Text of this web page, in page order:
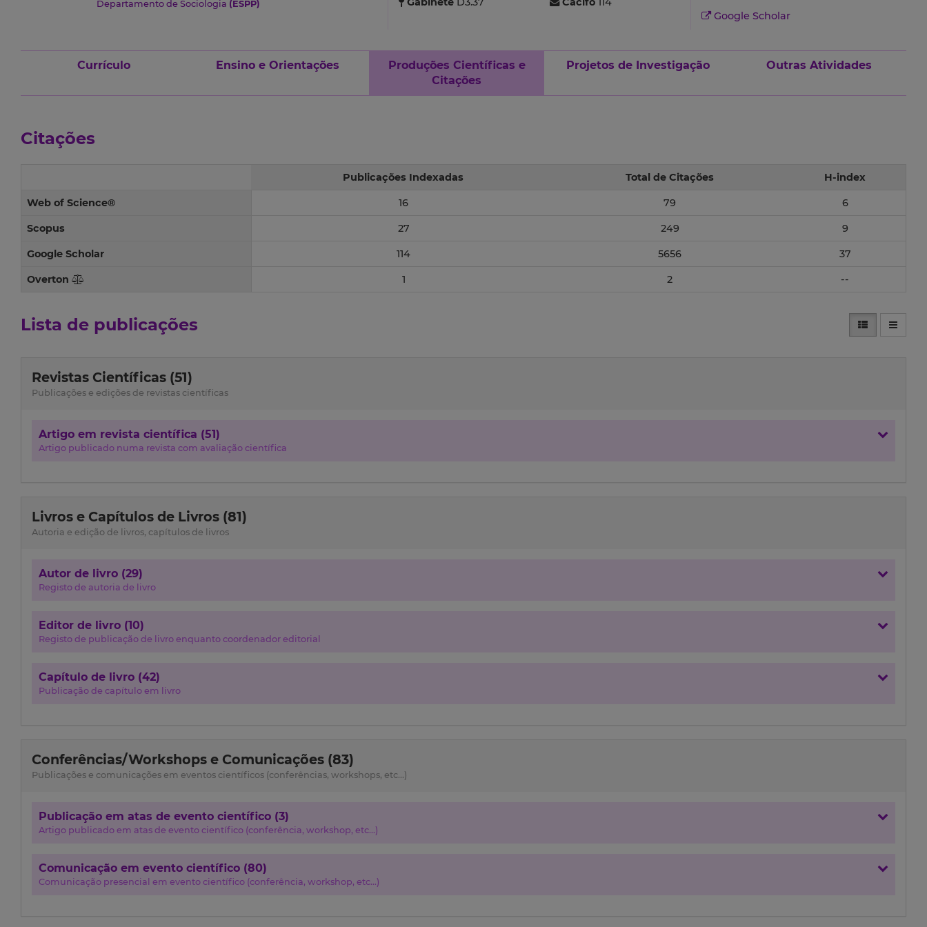
Departamento de Sociologia (ESPP)
Google Scholar
Currículo Ensino e Orientações
Produções Científicas e
Citações
Projetos de Investigação Outras Atividades
Citações
Publicações Indexadas Total de Citações H-index
Web of Science® 16 79 6
Scopus 27 249 9
Google Scholar 114 5656 37
Overton 1 2 --
Lista de publicações
Revistas Científicas (51)
Publicações e edições de revistas científicas
Artigo em revista científica (51)
Artigo publicado numa revista com avaliação científica
Livros e Capítulos de Livros (81)
Autoria e edição de livros, capítulos de livros
Autor de livro (29)
Registo de autoria de livro
Editor de livro (10)
Registo de publicação de livro enquanto coordenador editorial
Capítulo de livro (42)
Publicação de capítulo em livro
Conferências/Workshops e Comunicações (83)
Publicações e comunicações em eventos científicos (conferências, workshops, etc...)
Publicação em atas de evento científico (3)
Artigo publicado em atas de evento científico (conferência, workshop, etc...)
Comunicação em evento científico (80)
Comunicação presencial em evento científico (conferência, workshop, etc...)